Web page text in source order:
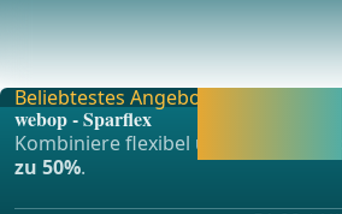
Ausrichtung des Bildwandlers,
Angiographie-Pumpe über einen
An
Beliebtestes Angebot
webop - Sparflex
Kombiniere flexibel unsere
zu 50%.